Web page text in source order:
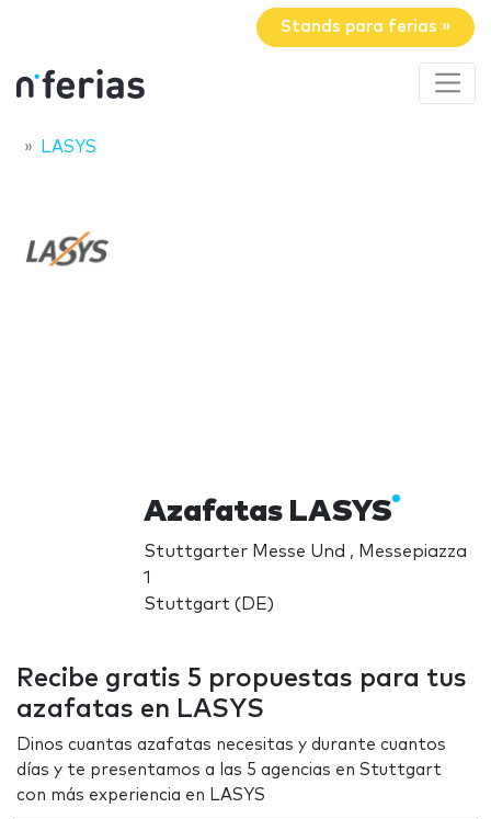
Stands para ferias »
LASYS
Azafatas LASYS
Stuttgarter Messe Und , Messepiazza
1
Stuttgart (DE)
Recibe gratis 5 propuestas para tus
azafatas en LASYS
Dinos cuantas azafatas necesitas y durante cuantos
días y te presentamos a las 5 agencias en Stuttgart
con más experiencia en LASYS